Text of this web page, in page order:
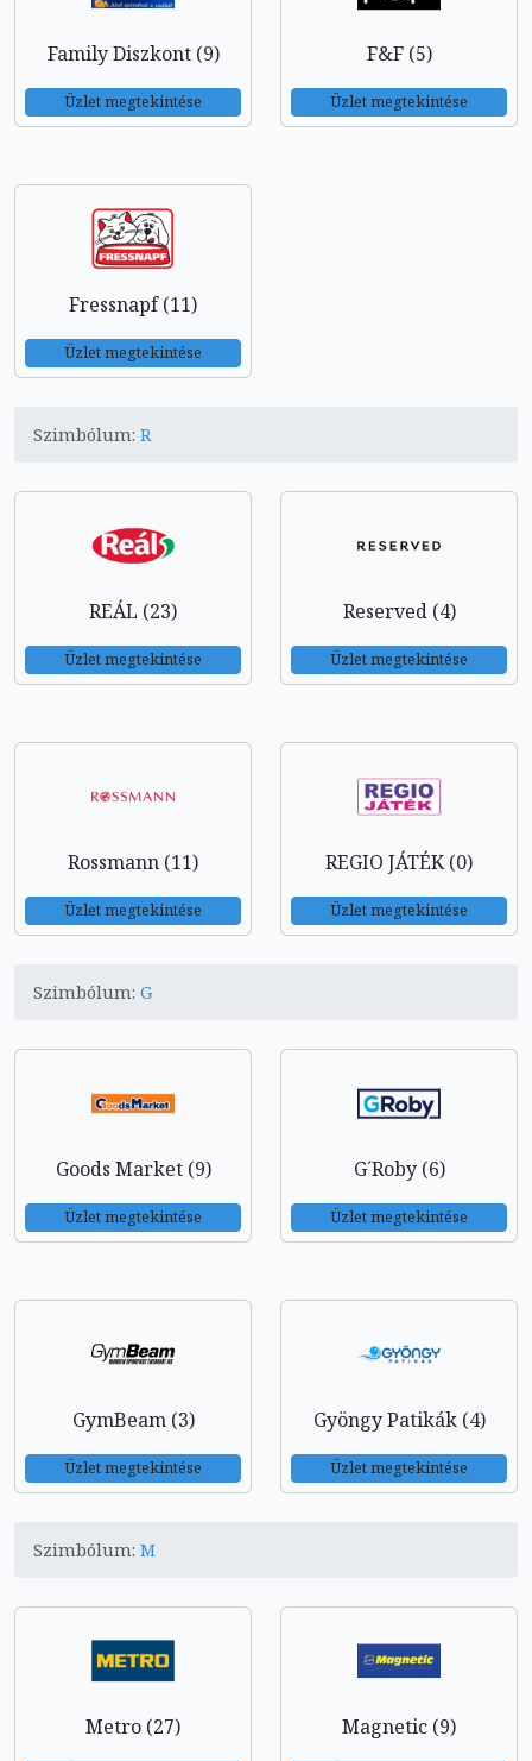
Family Diszkont (9)
Üzlet megtekintése
F&F (5)
Üzlet megtekintése
Fressnapf (11)
Üzlet megtekintése
Szimbólum: R
REÁL (23)
Üzlet megtekintése
Reserved (4)
Üzlet megtekintése
Rossmann (11)
Üzlet megtekintése
REGIO JÁTÉK (0)
Üzlet megtekintése
Szimbólum: G
Goods Market (9)
Üzlet megtekintése
G´Roby (6)
Üzlet megtekintése
GymBeam (3)
Üzlet megtekintése
Gyöngy Patikák (4)
Üzlet megtekintése
Szimbólum: M
Metro (27) Magnetic (9)